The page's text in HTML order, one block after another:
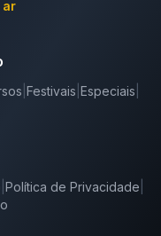
ar
Festivais Especiais
Política de Privacidade